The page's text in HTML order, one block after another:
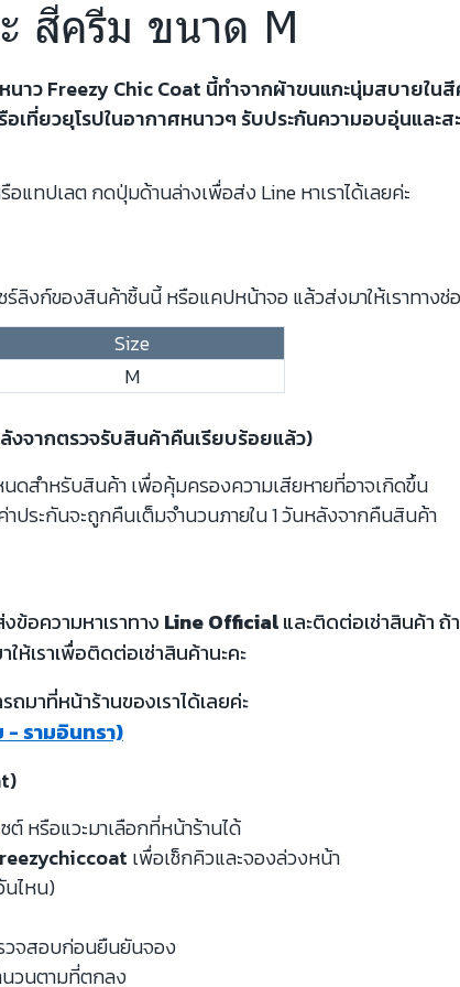
สีครีม ขนาด M
าว Freezy Chic Coat นี้ทำจากผ้าขนแกะนุ่มสบายใน
เที่ยวยุโรปในอากาศหนาวๆ รับประกันความอบอุ่นและ
ทปเลต กดปุ่มด้านล่างเพื่อส่ง Line หาเราได้เลยค่ะ
ลิงก์ของสินค้าชิ้นนี้ หรือแคปหน้าจอ แล้วส่งมาให้เราทาง
Size
M
งจากตรวจรับสินค้าคืนเรียบร้อยแล้ว)
ดสำหรับสินค้า เพื่อคุ้มครองความเสียหายที่อาจเกิดขึ้น
ระกันจะถูกคืนเต็มจำนวนภายใน 1 วันหลังจากคืนสินค้า
ข้อความหาเราทาง Line Officialและติดต่อเช่าสินค้า
เราเพื่อติดต่อเช่าสินค้านะคะ
มาที่หน้าร้านของเราได้เลยค่ะ
- รามอินทรา)
หรือแวะมาเลือกที่หน้าร้านได้
เพื่อเช็กคิวและจองล่วงหน้า
ไหน)
วจสอบก่อนยืนยันจอง
นวนตามที่ตกลง